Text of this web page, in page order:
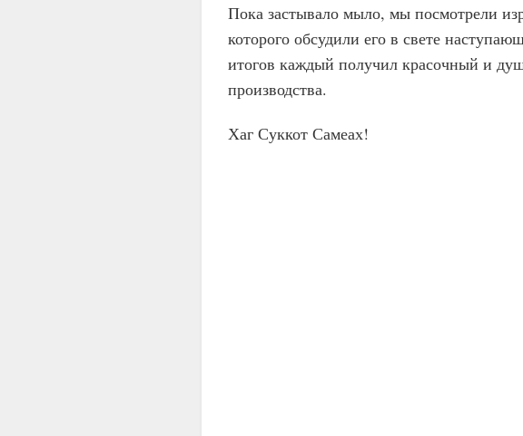
Пока застывало мыло, мы посмотрели
которого обсудили его в свете
итогов каждый получил красочный и
производства.
Хаг Суккот Самеах!